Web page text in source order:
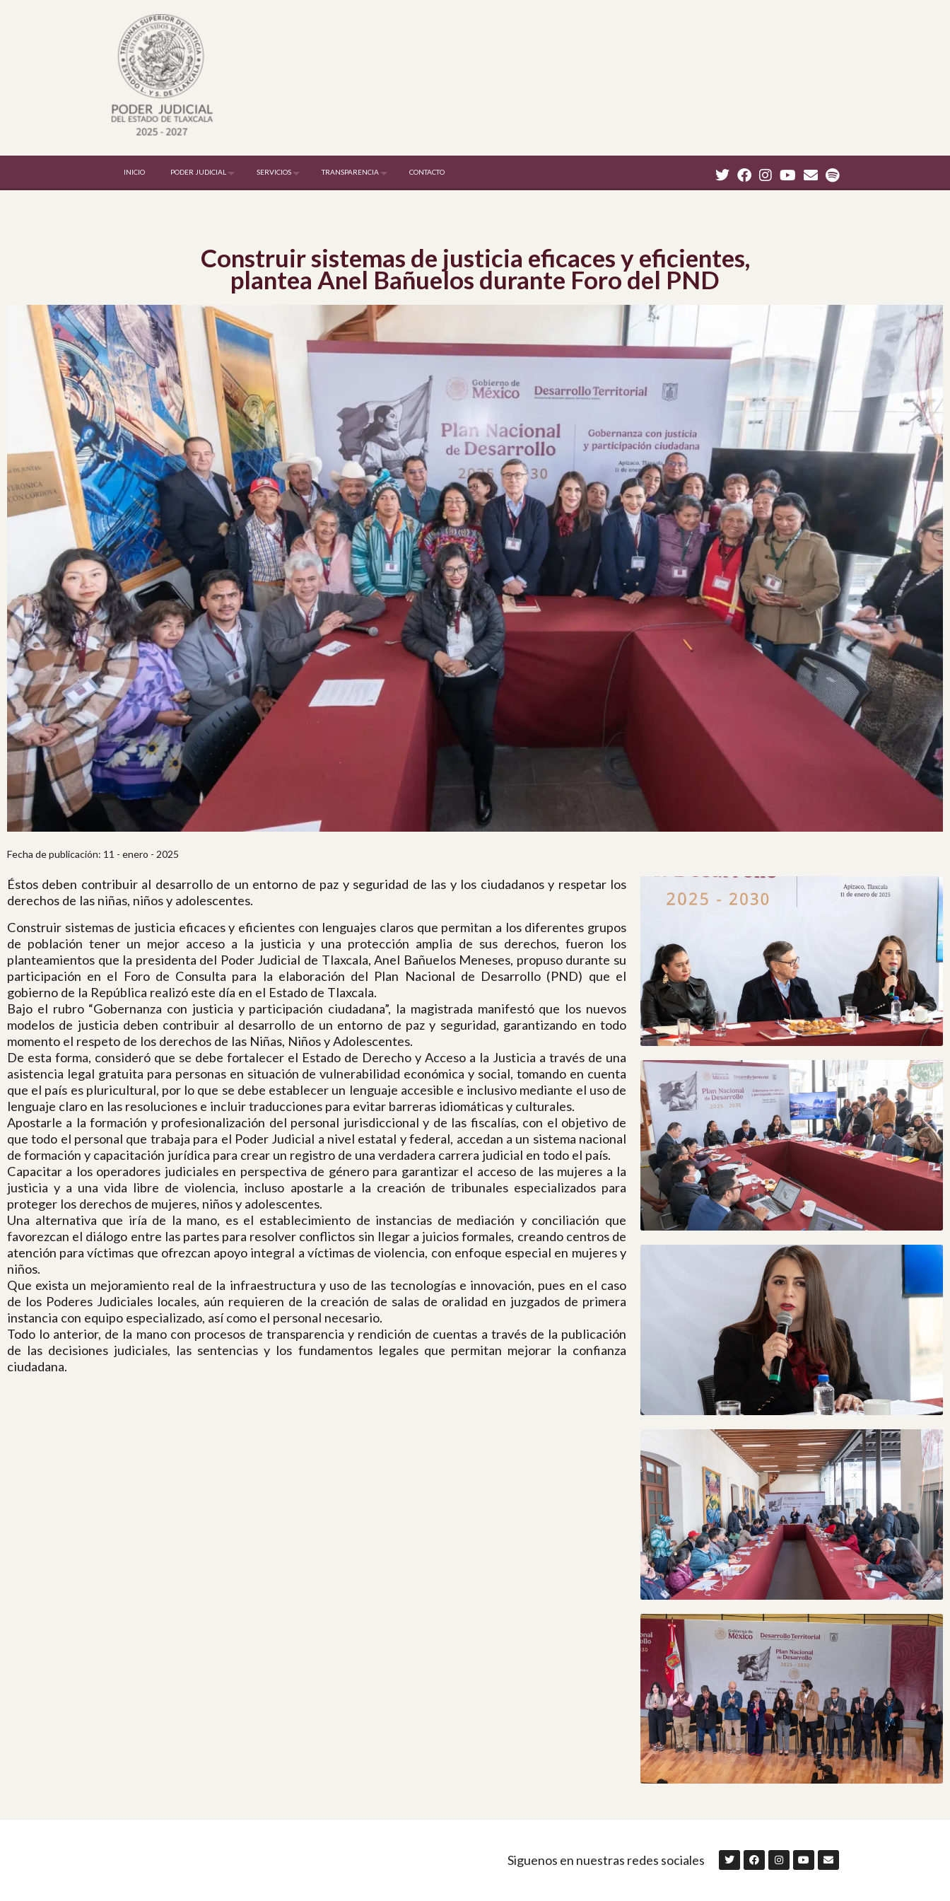
INICIO PODER JUDICIAL SERVICIOS TRANSPARENCIA CONTACTO
Construir sistemas de justicia eficaces y eficientes,
plantea Anel Bañuelos durante Foro del PND
Fecha de publicación: 11 - enero - 2025
Éstos deben contribuir al desarrollo de un entorno de paz y seguridad de las y los ciudadanos y respetar los
derechos de las niñas, niños y adolescentes.
Construir sistemas de justicia eficaces y eficientes con lenguajes claros que permitan a los diferentes grupos
de población tener un mejor acceso a la justicia y una protección amplia de sus derechos, fueron los
planteamientos que la presidenta del Poder Judicial de Tlaxcala, Anel Bañuelos Meneses, propuso durante su
participación en el Foro de Consulta para la elaboración del Plan Nacional de Desarrollo (PND) que el
gobierno de la República realizó este día en el Estado de Tlaxcala.
Bajo el rubro “Gobernanza con justicia y participación ciudadana”, la magistrada manifestó que los nuevos
modelos de justicia deben contribuir al desarrollo de un entorno de paz y seguridad, garantizando en todo
momento el respeto de los derechos de las Niñas, Niños y Adolescentes.
De esta forma, consideró que se debe fortalecer el Estado de Derecho y Acceso a la Justicia a través de una
asistencia legal gratuita para personas en situación de vulnerabilidad económica y social, tomando en cuenta
que el país es pluricultural, por lo que se debe establecer un lenguaje accesible e inclusivo mediante el uso de
lenguaje claro en las resoluciones e incluir traducciones para evitar barreras idiomáticas y culturales.
Apostarle a la formación y profesionalización del personal jurisdiccional y de las fiscalías, con el objetivo de
que todo el personal que trabaja para el Poder Judicial a nivel estatal y federal, accedan a un sistema nacional
de formación y capacitación jurídica para crear un registro de una verdadera carrera judicial en todo el país.
Capacitar a los operadores judiciales en perspectiva de género para garantizar el acceso de las mujeres a la
justicia y a una vida libre de violencia, incluso apostarle a la creación de tribunales especializados para
proteger los derechos de mujeres, niños y adolescentes.
Una alternativa que iría de la mano, es el establecimiento de instancias de mediación y conciliación que
favorezcan el diálogo entre las partes para resolver conflictos sin llegar a juicios formales, creando centros de
atención para víctimas que ofrezcan apoyo integral a víctimas de violencia, con enfoque especial en mujeres y
niños.
Que exista un mejoramiento real de la infraestructura y uso de las tecnologías e innovación, pues en el caso
de los Poderes Judiciales locales, aún requieren de la creación de salas de oralidad en juzgados de primera
instancia con equipo especializado, así como el personal necesario.
Todo lo anterior, de la mano con procesos de transparencia y rendición de cuentas a través de la publicación
de las decisiones judiciales, las sentencias y los fundamentos legales que permitan mejorar la confianza
ciudadana.
Siguenos en nuestras redes sociales